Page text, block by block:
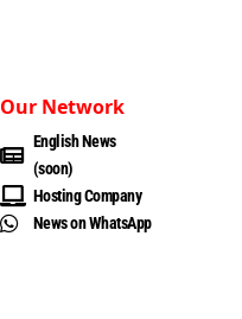
Our Network
English News
(soon)
Hosting Company
News on WhatsApp